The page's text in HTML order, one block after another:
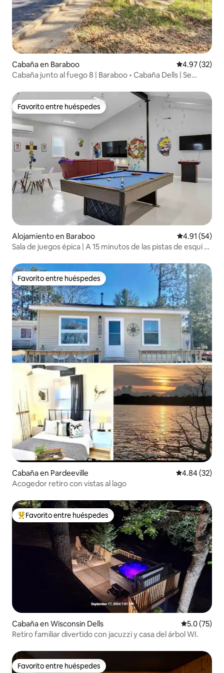
Cabaña en Baraboo Calificación
4.97 (32)
Cabaña junto al fuego 8 | Baraboo • Cabaña Dells | Se
Favorito entre huéspedes
Favorito entre huéspedes
Alojamiento en Baraboo Calificación
4.91 (54)
Sala de juegos épica | A 15 minutos de las pistas de esquí y
Favorito entre huéspedes
Favorito entre huéspedes
Cabaña en Pardeeville Calificación
4.84 (32)
Acogedor retiro con vistas al lago
Favorito entre huéspedes preferido
Favorito entre huéspedes
Cabaña en Wisconsin Dells Calificación
5.0 (75)
Retiro familiar divertido con jacuzzi y casa del árbol WI.
Favorito entre huéspedes
Favorito entre huéspedes